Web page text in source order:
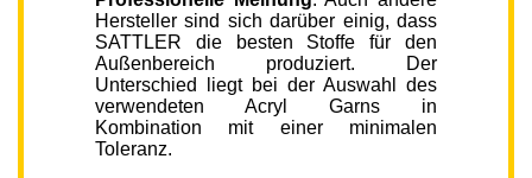
Hersteller sind sich darüber einig, dass
SATTLER die besten Stoffe für den
Außenbereich produziert. Der
Unterschied liegt bei der Auswahl des
verwendeten Acryl Garns in
Kombination mit einer minimalen
Toleranz.